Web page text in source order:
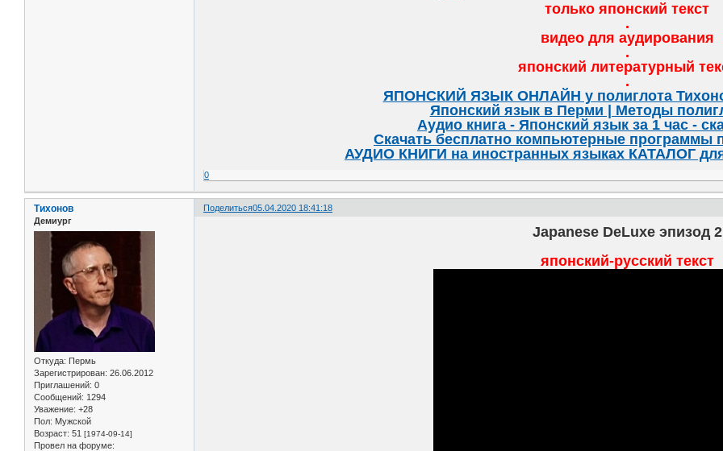
только японский текст
.
видео для аудирования
.
японский литературный
.
ЯПОНСКИЙ ЯЗЫК ОНЛАЙН у полиглота
Японский язык в Перми | Методы
Аудио книга - Японский язык за 1 час -
Скачать бесплатно компьютерные
АУДИО КНИГИ на иностранных языках КАТАЛОГ для
0
Поделиться05.04.2020 18:41:18
Тихонов
Демиург
Откуда: Пермь
Зарегистрирован: 26.06.2012
Приглашений: 0
Сообщений: 1294
Уважение: +28
Пол: Мужской
Возраст: 51 [1974-09-14]
Провел на форуме:
Japanese DeLuxe эпизод 2
японский-русский текст